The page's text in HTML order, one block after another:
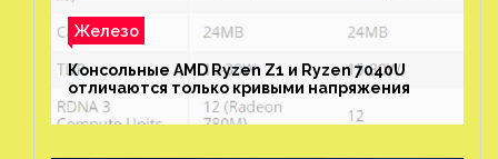
Железо
Консольные AMD Ryzen Z1 и Ryzen 7040U
отличаются только кривыми напряжения